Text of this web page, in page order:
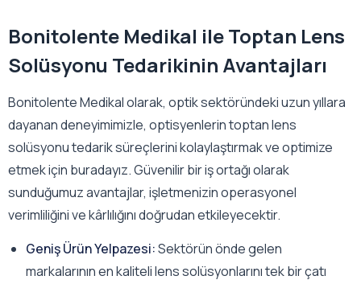
Bonitolente Medikal ile Toptan Lens
Solüsyonu Tedarikinin Avantajları
Bonitolente Medikal olarak, optik sektöründeki uzun yıllara
dayanan deneyimimizle, optisyenlerin toptan lens
solüsyonu tedarik süreçlerini kolaylaştırmak ve optimize
etmek için buradayız. Güvenilir bir iş ortağı olarak
sunduğumuz avantajlar, işletmenizin operasyonel
verimliliğini ve kârlılığını doğrudan etkileyecektir.
Geniş Ürün Yelpazesi:Sektörün önde gelen
markalarının en kaliteli lens solüsyonlarını tek bir çatı